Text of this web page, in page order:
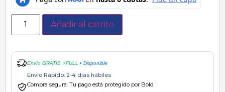
Añadir al carrito
Envío GRATIS ⚡FULL • Disponible
Envío Rápido: 2-4 días hábiles
Compra segura. Tu pago está protegido por Bold